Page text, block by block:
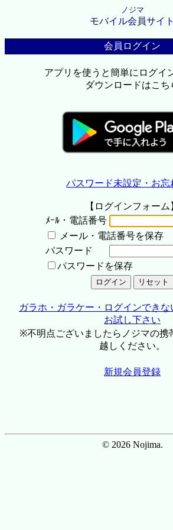
ノジマ
モバイル会員サイト
会員ログイン
アプリを使うと簡単にログイ
ダウンロードはこち
パスワード未設定・お忘
【ログインフォーム
ﾒｰﾙ・電話番号
メール・電話番号を保存
パスワード
パスワードを保存
ガラホ・ガラケー・ログインできな
お試し下さい
※不明点ございましたらノジマの携
越しください。
新規会員登録
© 2026 Nojima.